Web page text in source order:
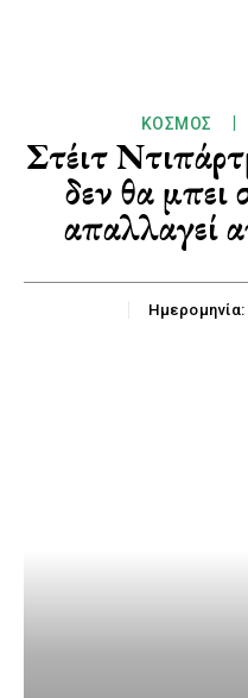
ΚΌΣΜΟΣ
Στέιτ
δεν θα μπει
απαλλαγεί
Ημερομηνία: